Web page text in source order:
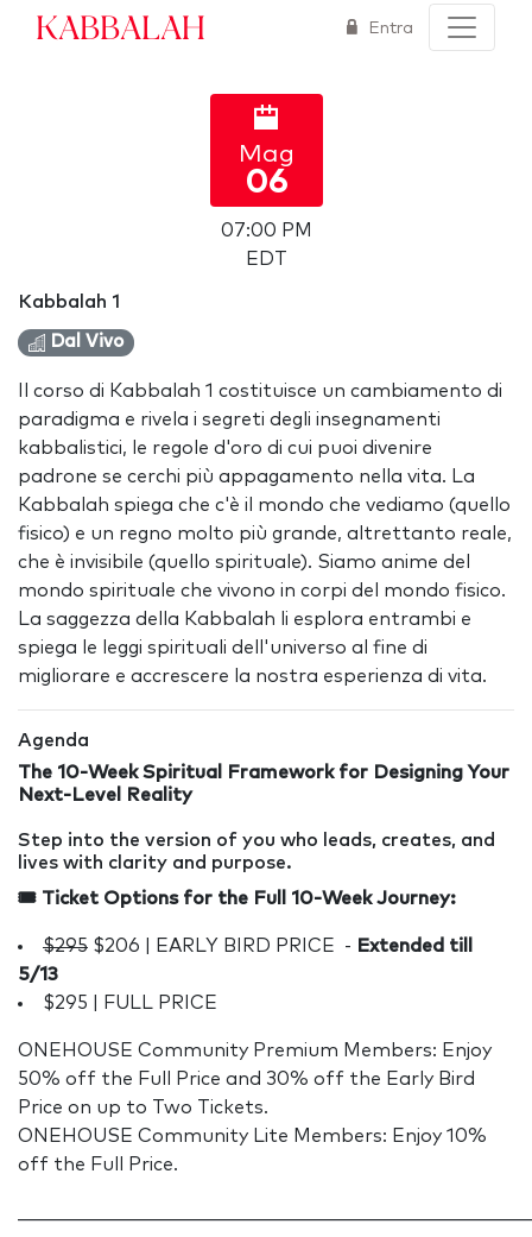
Kabbalah Entra
Mag
06
07:00 PM
EDT
Kabbalah 1
Dal Vivo
Il corso di Kabbalah 1 costituisce un cambiamento di
paradigma e rivela i segreti degli insegnamenti
kabbalistici, le regole d'oro di cui puoi divenire
padrone se cerchi più appagamento nella vita. La
Kabbalah spiega che c'è il mondo che vediamo (quello
fisico) e un regno molto più grande, altrettanto reale,
che è invisibile (quello spirituale). Siamo anime del
mondo spirituale che vivono in corpi del mondo fisico.
La saggezza della Kabbalah li esplora entrambi e
spiega le leggi spirituali dell'universo al fine di
migliorare e accrescere la nostra esperienza di vita.
Agenda
The 10-Week Spiritual Framework for Designing Your
Next-Level Reality
Step into the version of you who leads, creates, and
lives with clarity and purpose.
🎟️ Ticket Options for the Full 10-Week Journey:
$295 $206 | EARLY BIRD PRICE - Extended till
5/13
$295 | FULL PRICE
ONEHOUSE Community Premium Members: Enjoy
50% off the Full Price and 30% off the Early Bird
Price on up to Two Tickets.
ONEHOUSE Community Lite Members: Enjoy 10%
off the Full Price.